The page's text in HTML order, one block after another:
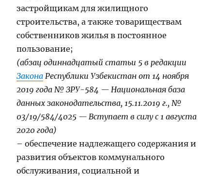
застройщикам для жилищного
строительства, а также товариществам
собственников жилья в постоянное
пользование;
(абзац одиннадцатый статьи 5 в редакции
Закона Республики Узбекистан от 14 ноября
2019 года № ЗРУ-584 — Национальная база
данных законодательства, 15.11.2019 г., №
03/19/584/4025 — Вступает в силу с 1 августа
2020 года)
– обеспечение надлежащего содержания и
развития объектов коммунального
обслуживания, социальной и